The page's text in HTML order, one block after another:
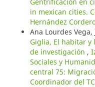
in mexican cities.
Hernández
Ana Lourdes
Giglia, El habitar y
de investigación ,
Sociales y
central 75:
Coordinador del